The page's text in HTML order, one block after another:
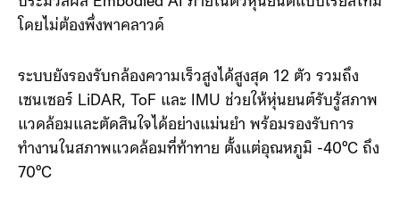
ประมวลผล AI ระดับ 700 TOPS และสามารถขยายได้
สูงสุดถึง 2,000 TOPS ใช้ซีพียู Qualcomm Oryon 18
ประมวลผล Embodied AI ภายในตัวหุ่นยนต์แบบเรียลไทม์
โดยไม่ต้องพึ่งพาคลาวด์
ระบบยังรองรับกล้องความเร็วสูงได้สูงสุด 12 ตัว รวมถึง
เซนเซอร์ LiDAR, ToF และ IMU ช่วยให้หุ่นยนต์รับรู้สภาพ